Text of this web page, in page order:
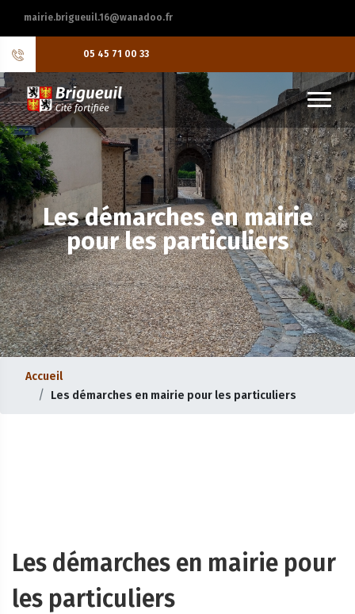
mairie.brigueuil.16@wanadoo.fr
05 45 71 00 33
Les démarches en mairie
pour les particuliers
Accueil
Les démarches en mairie pour les particuliers
Les démarches en mairie pour
les particuliers